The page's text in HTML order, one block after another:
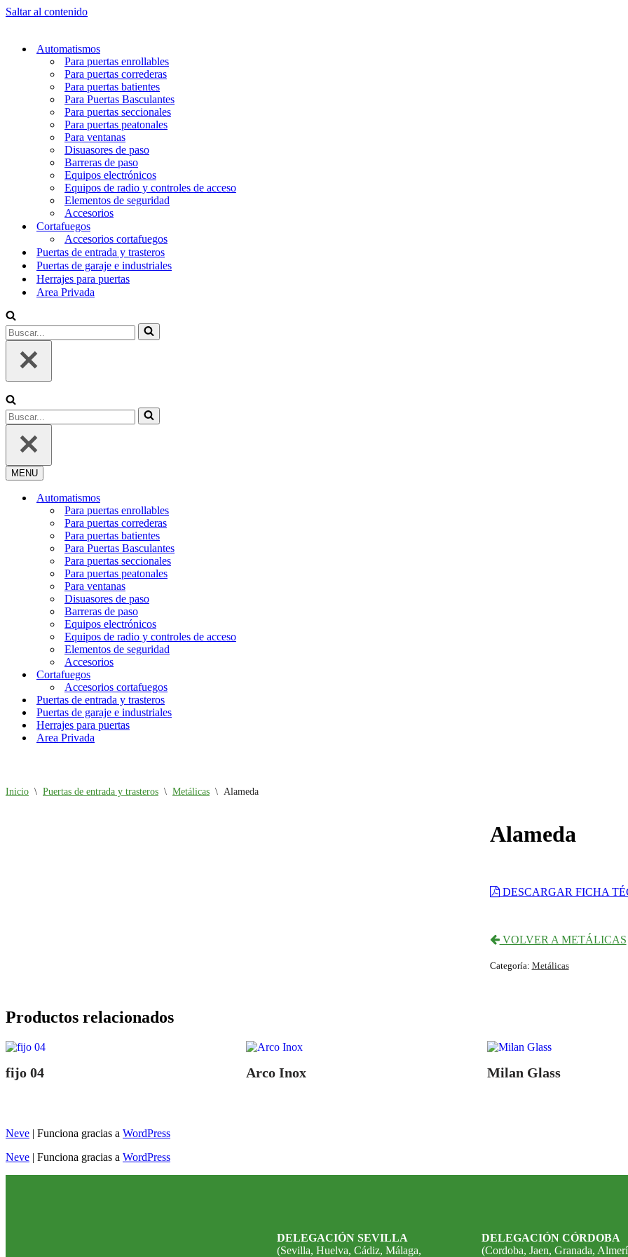
Saltar al contenido
Automatismos
Para puertas enrollables
Para puertas correderas
Para puertas batientes
Para Puertas Basculantes
Para puertas seccionales
Para puertas peatonales
Para ventanas
Disuasores de paso
Barreras de paso
Equipos electrónicos
Equipos de radio y controles de acceso
Elementos de seguridad
Accesorios
Cortafuegos
Accesorios cortafuegos
Puertas de entrada y trasteros
Puertas de garaje e industriales
Herrajes para puertas
Area Privada
Buscar...
Buscar...
MENU
Menú
navegación
Automatismos
Para puertas enrollables
Para puertas correderas
Para puertas batientes
Para Puertas Basculantes
Para puertas seccionales
Para puertas peatonales
Para ventanas
Disuasores de paso
Barreras de paso
Equipos electrónicos
Equipos de radio y controles de acceso
Elementos de seguridad
Accesorios
Cortafuegos
Accesorios cortafuegos
Puertas de entrada y trasteros
Puertas de garaje e industriales
Herrajes para puertas
Area Privada
Inicio \ Puertas de entrada y trasteros \ Metálicas \ Alameda
Alameda
DESCARGAR FICHA
VOLVER A METÁLICAS
Categoría: Metálicas
Productos relacionados
fijo 04 Arco Inox Milan Glass
Neve | Funciona gracias a WordPress
Neve | Funciona gracias a WordPress
DELEGACIÓN SEVILLA
(Sevilla, Huelva, Cádiz, Málaga,
DELEGACIÓN CÓRDOBA
(Cordoba, Jaen, Granada,